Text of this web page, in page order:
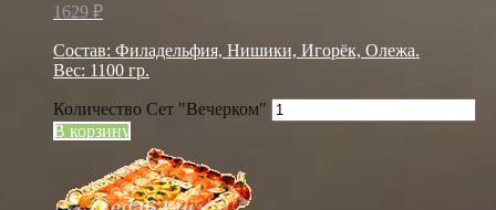
1629 ₽
Состав: Филадельфия, Нишики, Игорёк, Олежа.
Вес: 1100 гр.
Количество Сет "Вечерком"
В корзину